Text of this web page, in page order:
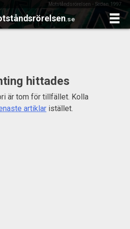
Motståndsrörelsen - Sedan 1997
.se
hittades
är tom för tillfället. Kolla
artiklar istället.